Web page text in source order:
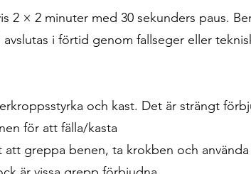
2 × 2 minuter med 30 sekunders paus.
i förtid genom fallseger eller
och kast. Det är strängt
för att fälla/kasta
att greppa benen, ta krokben och